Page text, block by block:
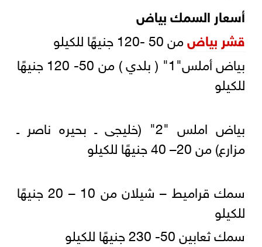
أسعار السمك بياض
قشر بياضمن 50 -120 جنيهًا للكيلو
بياض أملس"1" ( بلدي ) من 50- 120 جنيهًا
للكيلو
بياض املس "2" (خليجى ـ بحيره ناصر ـ
مزارع) من 20– 40 جنيهًا للكيلو
سمك قراميط – شيلان من 10 – 20 جنيهًا
للكيلو
سمك ثعابين 50- 230 جنيهًا للكيلو